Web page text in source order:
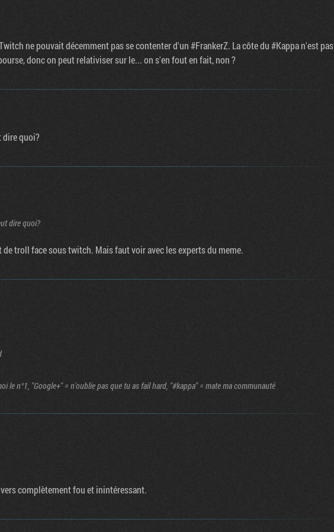
ne pouvait décemment pas se contenter d'un #FrankerZ. La côte du #Kappa n'est pas
donc on peut relativiser sur le... on s'en fout en fait, non ?
dire quoi?
dire quoi?
troll face sous twitch. Mais faut voir avec les experts du meme.
le n°1, "Google+" = n'oublie pas que tu as fail hard, "#kappa" = mate ma communauté
complètement fou et inintéressant.